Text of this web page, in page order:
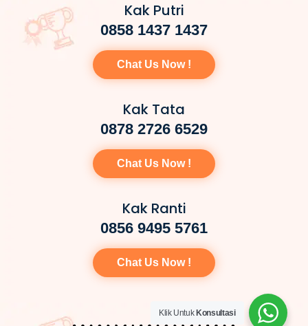
Kak Putri
0858 1437 1437
Chat Us Now !
Kak Tata
0878 2726 6529
Chat Us Now !
Kak Ranti
0856 9495 5761
Chat Us Now !
Klik Untuk Konsultasi